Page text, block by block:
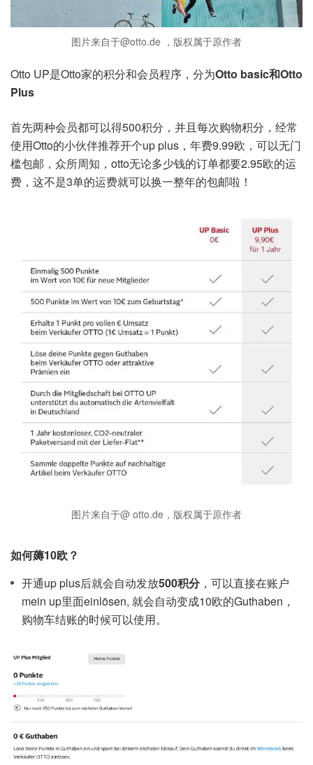
图片来自于@otto.de ，版权属于原作者
Otto UP是Otto家的积分和会员程序，分为Otto basic和Otto
Plus
首先两种会员都可以得500积分，并且每次购物积分，经常
使用Otto的小伙伴推荐开个up plus，年费9.99欧，可以无门
槛包邮，众所周知，otto无论多少钱的订单都要2.95欧的运
费，这不是3单的运费就可以换一整年的包邮啦！
图片来自于@ otto.de，版权属于原作者
如何薅10欧？
开通up plus后就会自动发放500积分，可以直接在账户
mein up里面einlösen, 就会自动变成10欧的Guthaben，
购物车结账的时候可以使用。